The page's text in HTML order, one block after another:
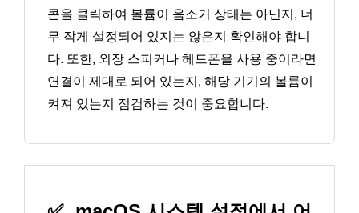
콘을 클릭하여 볼륨이 음소거 상태는 아닌지, 너
무 작게 설정되어 있지는 않은지 확인해야 합니
다. 또한, 외장 스피커나 헤드폰을 사용 중이라면
연결이 제대로 되어 있는지, 해당 기기의 볼륨이
켜져 있는지 점검하는 것이 중요합니다.